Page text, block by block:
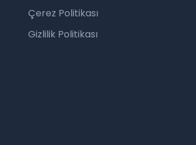
Çerez Politikası
Gizlilik Politikası